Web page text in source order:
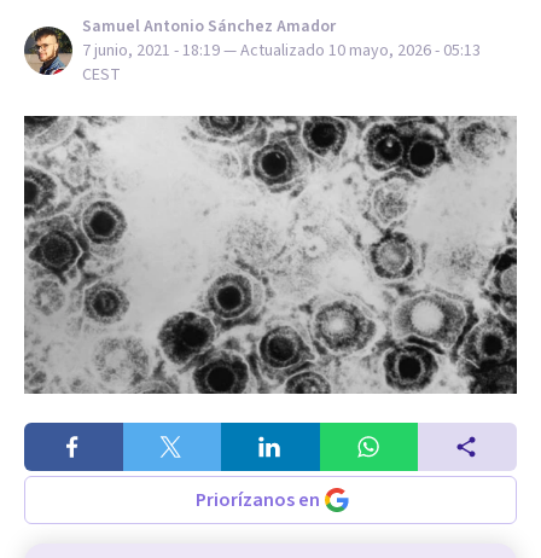
Samuel Antonio Sánchez Amador
7 junio, 2021 - 18:19— Actualizado 10 mayo, 2026 - 05:13
CEST
Priorízanos en